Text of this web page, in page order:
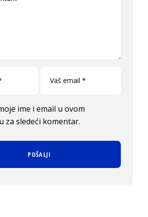
ime i email u ovom
za sledeći komentar.